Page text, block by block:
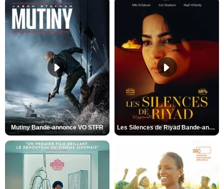
Mutiny Bande-annonce VO STFR Les Silences de Riyad Bande-annonce VO STFR